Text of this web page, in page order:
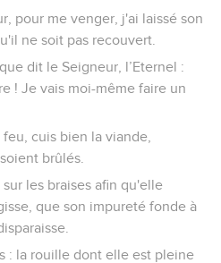
pour me venger, j'ai laissé son
ne soit pas recouvert.
dit le Seigneur, l’Eternel :
! Je vais moi-même faire un
cuis bien la viande,
brûlés.
les braises afin qu'elle
que son impureté fonde à
: la rouille dont elle est pleine